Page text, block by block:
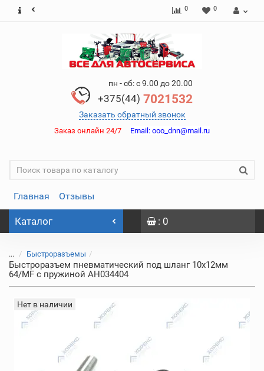
0 0
пн - сб: с 9.00 до 20.00
+375(44) 7021532
Заказать обратный звонок
Заказ онлайн 24/7 Email: ooo_dnn@mail.ru
Главная Отзывы
Каталог : 0
... Быстроразъемы
Быстроразъем пневматический под шланг 10х12мм
64/MF с пружиной AH034404
Нет в наличии